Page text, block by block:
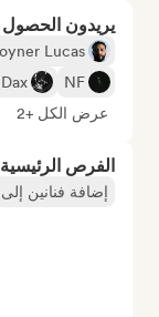
يريدون
Lucas
NF
Dax
عرض الكل +2
الفرص الرئيسية
إضافة فنانين